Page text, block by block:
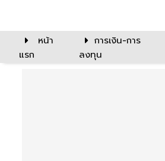
หน้า
แรก
การเงิน-การ
ลงทุน